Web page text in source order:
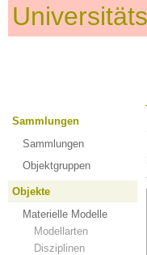
Sammlungen
Sammlungen
Objektgruppen
Objekte
Materielle Modelle
Modellarten
Disziplinen